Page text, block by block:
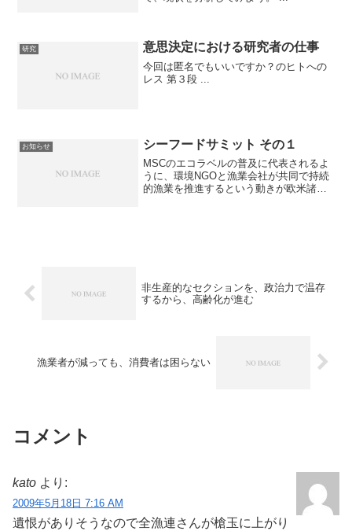
研究 意思決定における研究者の仕事
今回は匿名でもいいですか？のヒトへの
お知らせ シーフードサミット その１
MSCのエコラベルの普及に代表されるよ
うに、環境NGOと漁業会社が共同で持続
的漁業を推進するという動きが欧米諸国
非生産的なセクションを、政治力で温存
するから、高齢化が進む
漁業者が減っても、消費者は困らない
コメント
kato より:
2009年5月18日 7:16 AM
遺恨がありそうなので全漁連さんが槍玉に上がり